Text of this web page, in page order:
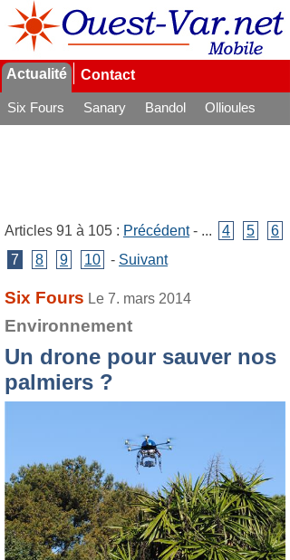
Actualité Contact
Six Fours Sanary Bandol
Ollioules
Articles 91 à 105 : Précédent- ... 4 5
6
7
8 9 10 - Suivant
Six Fours Le 7. mars 2014
Environnement
Un drone pour sauver nos
palmiers ?